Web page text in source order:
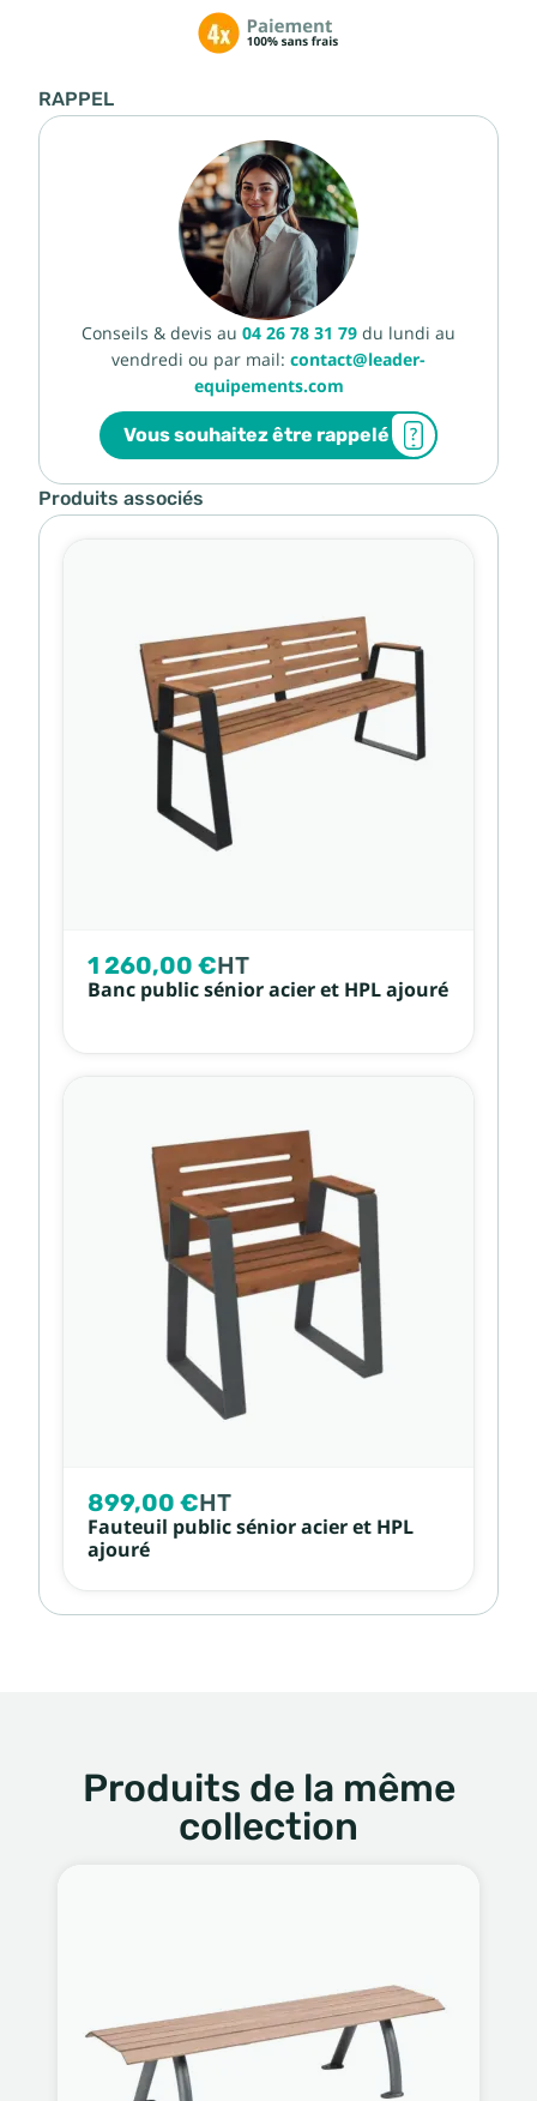
RAPPEL
Conseils & devis au 04 26 78 31 79 du lundi au
vendredi ou par mail: contact@leader-
equipements.com
Vous souhaitez être rappelé
Produits associés
1 260,00 €HT
Banc public sénior acier et HPL ajouré
899,00 €HT
Fauteuil public sénior acier et HPL
ajouré
Produits de la même
collection